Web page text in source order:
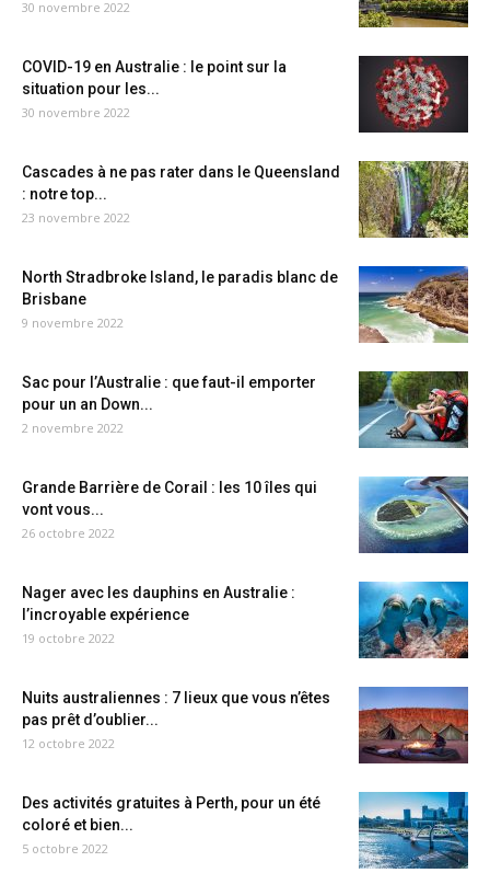
30 novembre 2022
COVID-19 en Australie : le point sur la
situation pour les...
30 novembre 2022
Cascades à ne pas rater dans le Queensland
: notre top...
23 novembre 2022
North Stradbroke Island, le paradis blanc de
Brisbane
9 novembre 2022
Sac pour l’Australie : que faut-il emporter
pour un an Down...
2 novembre 2022
Grande Barrière de Corail : les 10 îles qui
vont vous...
26 octobre 2022
Nager avec les dauphins en Australie :
l’incroyable expérience
19 octobre 2022
Nuits australiennes : 7 lieux que vous n’êtes
pas prêt d’oublier...
12 octobre 2022
Des activités gratuites à Perth, pour un été
coloré et bien...
5 octobre 2022